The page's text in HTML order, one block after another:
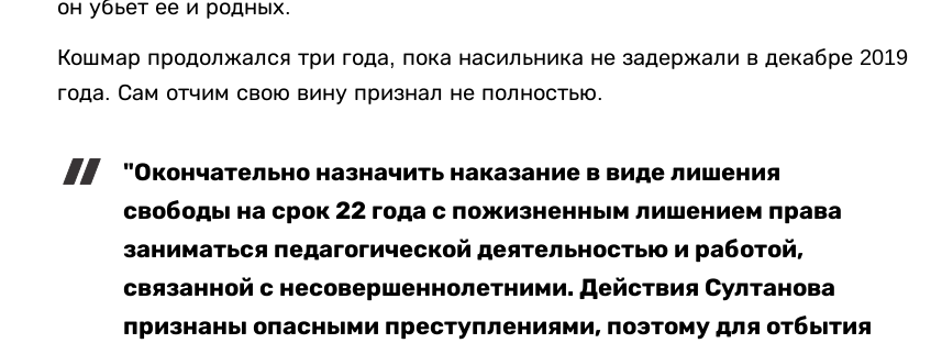
он убьет ее и родных.
Кошмар продолжался три года, пока насильника не задержали в декабре 2019
года. Сам отчим свою вину признал не полностью.
"Окончательно назначить наказание в виде лишения
свободы на срок 22 года с пожизненным лишением права
заниматься педагогической деятельностью и работой,
связанной с несовершеннолетними. Действия Султанова
признаны опасными преступлениями, поэтому для отбытия